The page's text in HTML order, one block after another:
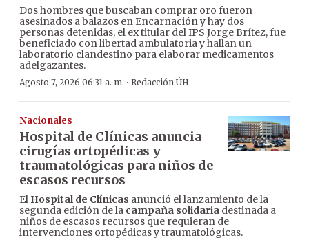
Dos hombres que buscaban comprar oro fueron
asesinados a balazos en Encarnación y hay dos
personas detenidas, el ex titular del IPS Jorge Brítez, fue
beneficiado con libertad ambulatoria y hallan un
laboratorio clandestino para elaborar medicamentos
adelgazantes.
Agosto 7, 2026 06:31 a. m. · Redacción ÚH
Nacionales
Hospital de Clínicas anuncia
cirugías ortopédicas y
traumatológicas para niños de
escasos recursos
El Hospital de Clínicas anunció el lanzamiento de la
segunda edición de la campaña solidaria destinada a
niños de escasos recursos que requieran de
intervenciones ortopédicas y traumatológicas.